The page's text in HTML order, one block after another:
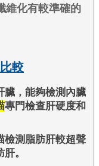
維化有較準確的
較
臟，能夠檢測內臟
專門檢查肝硬度和
檢測脂肪肝較超聲
。